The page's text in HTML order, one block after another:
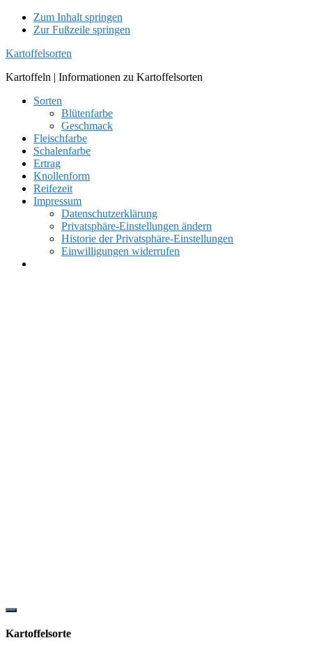
Zum Inhalt springen
Zur Fußzeile springen
Kartoffelsorten
Kartoffeln | Informationen zu Kartoffelsorten
Sorten
Blütenfarbe
Geschmack
Fleischfarbe
Schalenfarbe
Ertrag
Knollenform
Reifezeit
Impressum
Datenschutzerklärung
Privatsphäre-Einstellungen ändern
Historie der Privatsphäre-Einstellungen
Einwilligungen widerrufen
Show
Content
Kartoffelsorte